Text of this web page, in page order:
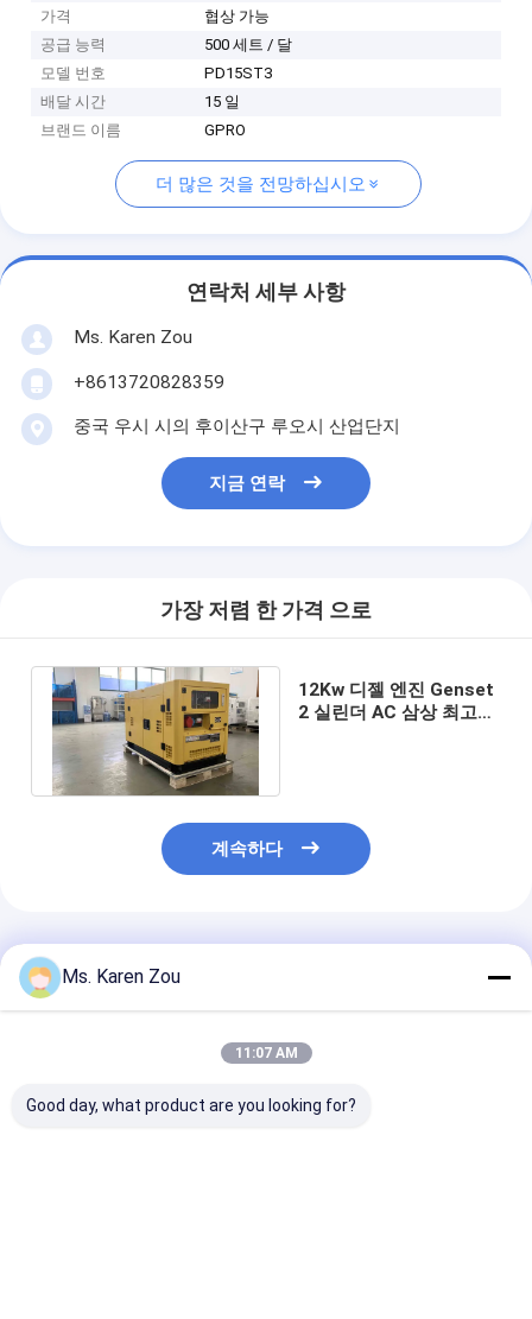
가격
협상 가능
공급 능력
500 세트 / 달
모델 번호
PD15ST3
배달 시간
15 일
브랜드 이름
GPRO
더 많은 것을 전망하십시오
연락처 세부 사항
Ms. Karen Zou
+8613720828359
중국 우시 시의 후이산구 루오시 산업단지
지금 연락
가장 저렴 한 가격 으로
12Kw 디젤 엔진 Genset
2 실린더 AC 삼상 최고
계속하다
추천된 제품
Ms. Karen Zou
11:07 AM
Good day, what product are you looking for?